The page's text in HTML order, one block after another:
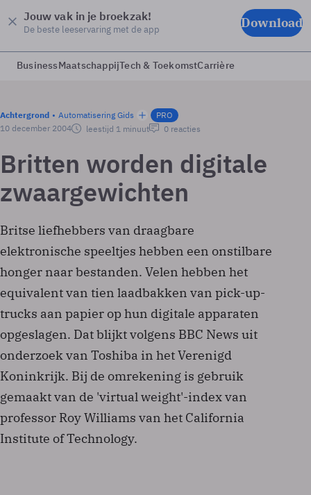
Jouw vak in je broekzak!
De beste leeservaring met de app Download
BusinessMaatschappijTech & ToekomstCarrière
Achtergrond Automatisering Gids
PRO
10 december 2004
leestijd 1 minuut 0 reacties
Britten worden digitale
zwaargewichten
Britse liefhebbers van draagbare
elektronische speeltjes hebben een onstilbare
honger naar bestanden. Velen hebben het
equivalent van tien laadbakken van pick-up-
trucks aan papier op hun digitale apparaten
opgeslagen. Dat blijkt volgens BBC News uit
onderzoek van Toshiba in het Verenigd
Koninkrijk. Bij de omrekening is gebruik
gemaakt van de 'virtual weight'-index van
professor Roy Williams van het California
Institute of Technology.